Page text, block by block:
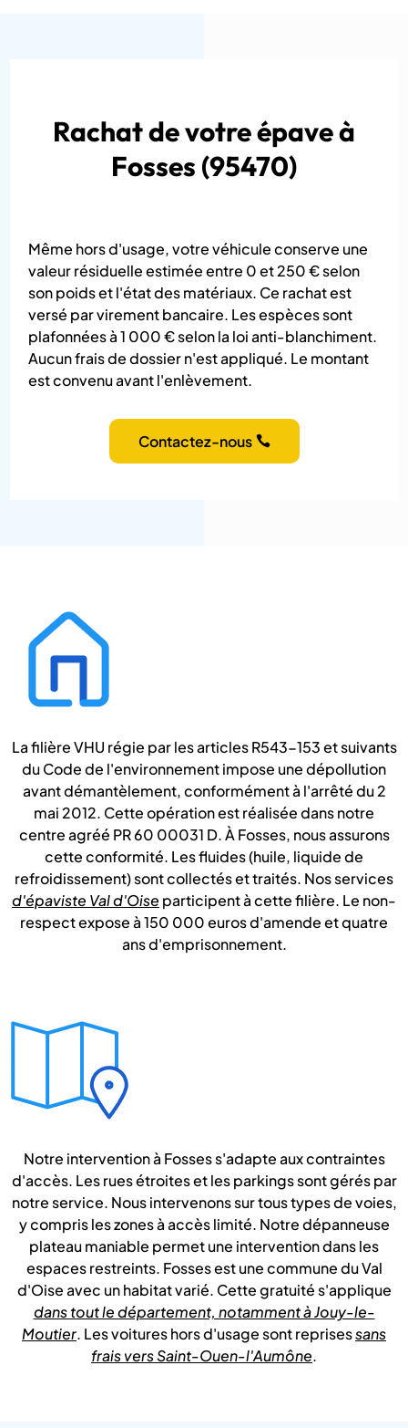
Rachat de votre épave à
Fosses (95470)
Même hors d'usage, votre véhicule conserve une
valeur résiduelle estimée entre 0 et 250 € selon
son poids et l'état des matériaux. Ce rachat est
versé par virement bancaire. Les espèces sont
plafonnées à 1 000 € selon la loi anti-blanchiment.
Aucun frais de dossier n'est appliqué. Le montant
est convenu avant l'enlèvement.
Contactez-nous
La filière VHU régie par les articles R543-153 et suivants
du Code de l'environnement impose une dépollution
avant démantèlement, conformément à l'arrêté du 2
mai 2012. Cette opération est réalisée dans notre
centre agréé PR 60 00031 D. À Fosses, nous assurons
cette conformité. Les fluides (huile, liquide de
refroidissement) sont collectés et traités. Nos services
d'épaviste Val d'Oise participent à cette filière. Le non-
respect expose à 150 000 euros d'amende et quatre
ans d'emprisonnement.
Notre intervention à Fosses s'adapte aux contraintes
d'accès. Les rues étroites et les parkings sont gérés par
notre service. Nous intervenons sur tous types de voies,
y compris les zones à accès limité. Notre dépanneuse
plateau maniable permet une intervention dans les
espaces restreints. Fosses est une commune du Val
d'Oise avec un habitat varié. Cette gratuité s'applique
dans tout le département, notamment à Jouy-le-
Moutier. Les voitures hors d'usage sont reprisessans
frais vers Saint-Ouen-l'Aumône.